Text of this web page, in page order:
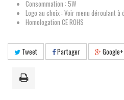
Consommation : 5W
Logo au choix : Voir menu déroulant à
Homologation CE ROHS
Tweet Partager Google+